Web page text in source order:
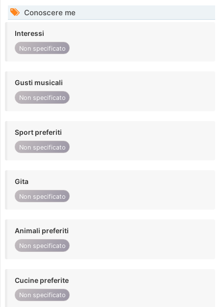
Conoscere me
Interessi
Non specificato
Gusti musicali
Non specificato
Sport preferiti
Non specificato
Gita
Non specificato
Animali preferiti
Non specificato
Cucine preferite
Non specificato